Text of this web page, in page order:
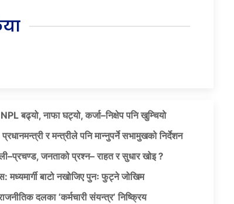
बढ्यो, नाफा घट्यो, कर्जा–निक्षेप पनि खुम्चियो
र मन्त्रीले पनि मान्नुपर्ने सभामुखको निर्देशन
जनताको प्रश्न– राहत र सुधार खोइ ?
मध्यमार्गी बाटो नखोजिए पुनः फुट्ने जोखिम
दलका ‘कर्मचारी संयन्त्र’ निष्क्रिय